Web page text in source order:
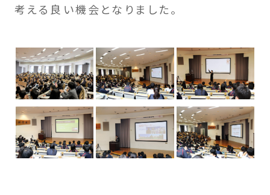
考える良い機会となりました。